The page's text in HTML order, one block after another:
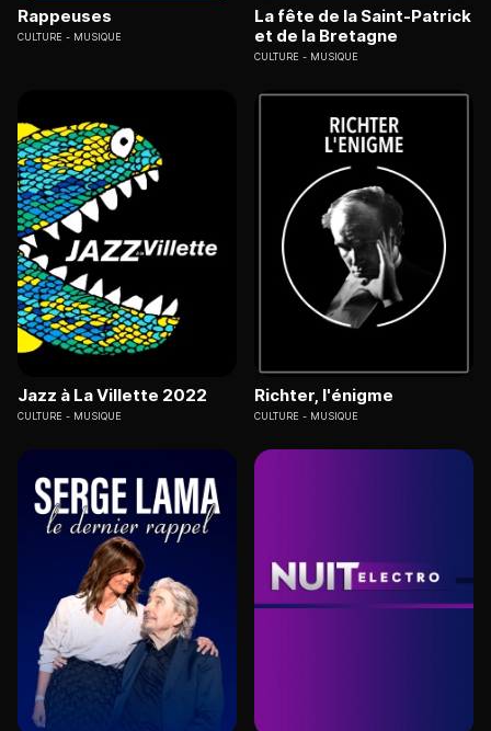
Rappeuses
CULTURE MUSIQUE
La fête de la Saint-Patrick
et de la Bretagne
CULTURE MUSIQUE
Jazz à La Villette 2022
CULTURE MUSIQUE
Richter, l'énigme
CULTURE MUSIQUE